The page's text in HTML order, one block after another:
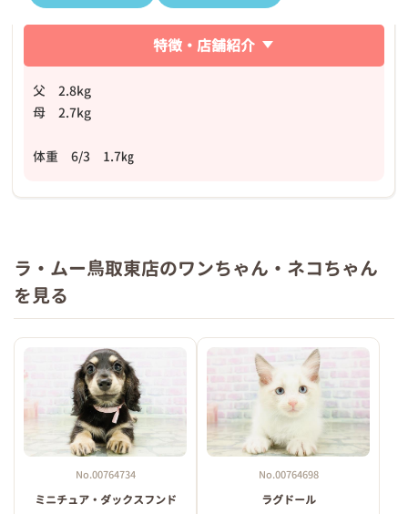
特徴・店舗紹介
父 2.8kg
母 2.7kg
体重 6/3 1.7㎏
ラ・ムー鳥取東店のワンちゃん・ネコちゃん
を見る
No.00764734
ミニチュア・ダックスフンド
No.00764698
ラグドール